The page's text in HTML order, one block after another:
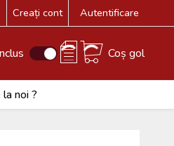
Creați cont Autentificare
Coș gol
noi ?